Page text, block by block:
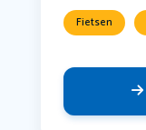
Fietsen